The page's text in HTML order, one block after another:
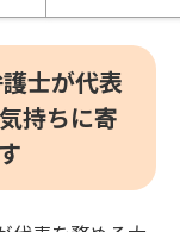
士が代表
持ちに寄